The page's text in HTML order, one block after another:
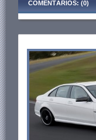
COMENTÁRIOS: (0)